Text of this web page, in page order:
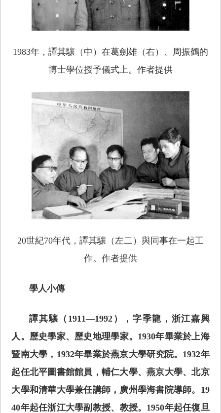
1983年，譚其驤（中）在葛劍雄（右）、周振鶴的
博士學位授予儀式上。作者提供
20世紀70年代，譚其驤（左二）與同事在一起工
作。作者提供
學人小傳
譚其驤（1911—1992），字季龍，浙江嘉興
人。歷史學家、歷史地理學家。1930年畢業於上海
暨南大學，1932年畢業於燕京大學研究院。1932年
起任北平圖書館館員，輔仁大學、燕京大學、北京
大學和清華大學兼任講師，廣州學海書院導師。19
40年起任浙江大學副教授、教授。1950年起任復旦